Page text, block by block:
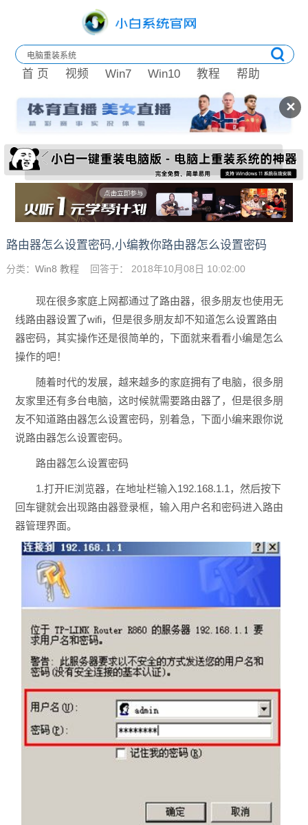
✕
首 页 视频 Win7 Win10 教程 帮助
路由器怎么设置密码,小编教你路由器怎么设置密码
分类： Win8 教程 回答于： 2018年10月08日 10:02:00
现在很多家庭上网都通过了路由器，很多朋友也使用无
线路由器设置了wifi，但是很多朋友却不知道怎么设置路由
器密码，其实操作还是很简单的，下面就来看看小编是怎么
操作的吧！
随着时代的发展，越来越多的家庭拥有了电脑，很多朋
友家里还有多台电脑，这时候就需要路由器了，但是很多朋
友不知道路由器怎么设置密码，别着急，下面小编来跟你说
说路由器怎么设置密码。
路由器怎么设置密码
1.打开IE浏览器，在地址栏输入192.168.1.1，然后按下
回车键就会出现路由器登录框，输入用户名和密码进入路由
器管理界面。